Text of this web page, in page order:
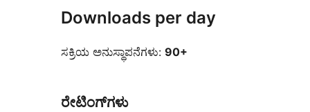
Downloads per day
ಸಕ್ರಿಯ ಅನುಸ್ಥಾಪನೆಗಳು: 90+
ರೇಟಿಂಗ್‌ಗಳು